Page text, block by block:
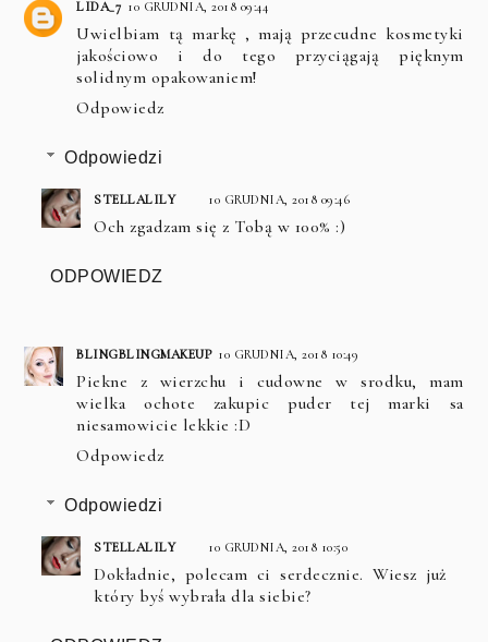
LIDA_7 10 GRUDNIA, 2018 09:44
Uwielbiam tą markę , mają przecudne kosmetyki
jakościowo i do tego przyciągają pięknym
solidnym opakowaniem!
Odpowiedz
Odpowiedzi
STELLALILY 10 GRUDNIA, 2018 09:46
Och zgadzam się z Tobą w 100% :)
ODPOWIEDZ
BLINGBLINGMAKEUP 10 GRUDNIA, 2018 10:49
Piekne z wierzchu i cudowne w srodku, mam
wielka ochote zakupic puder tej marki sa
niesamowicie lekkie :D
Odpowiedz
Odpowiedzi
STELLALILY 10 GRUDNIA, 2018 10:50
Dokładnie, polecam ci serdecznie. Wiesz już
który byś wybrała dla siebie?